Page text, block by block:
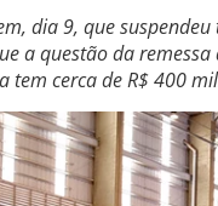
dia 9, que
a questão da
tem cerca de R$ 400